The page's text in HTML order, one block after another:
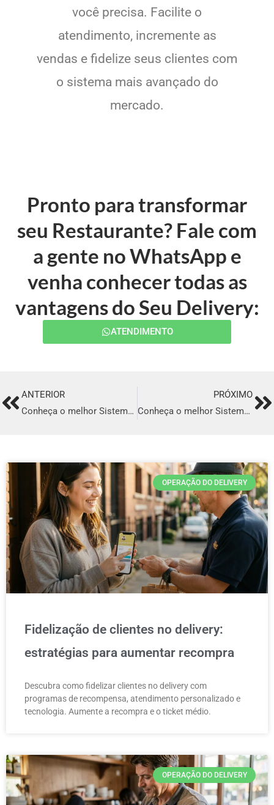
você precisa. Facilite o
atendimento, incremente as
vendas e fidelize seus clientes com
o sistema mais avançado do
mercado.
Pronto para transformar
seu Restaurante? Fale com
a gente no WhatsApp e
venha conhecer todas as
vantagens do Seu Delivery:
ATENDIMENTO
PrevANTERIOR
Conheça o melhor Sistema para Delivery em São Vicente
PRÓXIMO
Conheça o melhor Sistema para Delivery em Vitória
OPERAÇÃO DO DELIVERY
Fidelização de clientes no delivery:
estratégias para aumentar recompra
Descubra como fidelizar clientes no delivery com
programas de recompensa, atendimento personalizado e
tecnologia. Aumente a recompra e o ticket médio.
OPERAÇÃO DO DELIVERY